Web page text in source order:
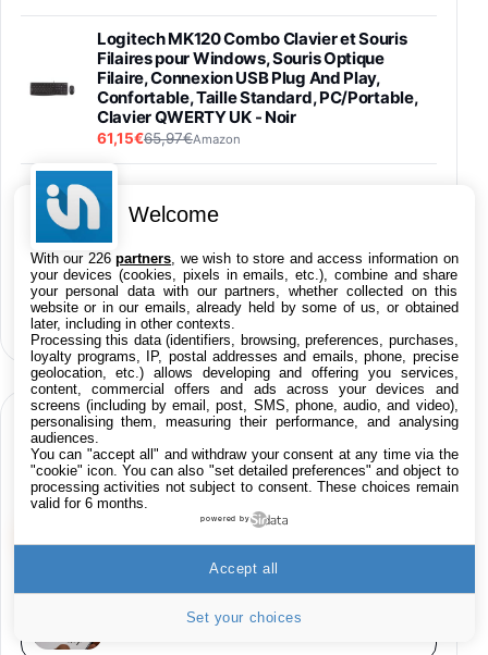
Logitech MK120 Combo Clavier et Souris
Filaires pour Windows, Souris Optique
Filaire, Connexion USB Plug And Play,
Confortable, Taille Standard, PC/Portable,
Clavier QWERTY UK - Noir
61,15€65,97€Amazon
entraénement direct 3 vitesses (33-45-78
trs/min) avec pre-ampli intégré et port USB
348,99€
Smartphone SAMSUNG Galaxy S26 Ultra
Noir 256Go
891,99€1199€Fnac (Vendeur Tiers)
Smartphone SAMSUNG Galaxy S26+ Violet
256Go
749,99€ 1240,43€Fnac (Vendeur Tiers)
Galaxy S26 256 Go Bleu
648,63€ Fnac (Vendeur Tiers)
Samsung Galaxy Miracle Ultra, Smartphone
Smartphone déverrouillé, Noir, Version FR
1019€
Toutes nos promos en Live 24h/24
sur les Apps iPhone, iPad, Mac & Apple TV
sur les films iTunes
sur les produits High-Tech
HIGH-TECH
EN CE MOMENT SUR KULTUREGEEK
piratages avec de fausses identités
Welcome
With our 226partners , we wish to store and access information on
your devices (cookies, pixels in emails, etc.), combine and share
your personal data with our partners, whether collected on this
website or in our emails, already held by some of us, or obtained
later, including in other contexts.
Processing this data (identifiers, browsing, preferences, purchases,
loyalty programs, IP, postal addresses and emails, phone, precise
geolocation, etc.) allows developing and offering you services,
content, commercial offers and ads across your devices and
screens (including by email, post, SMS, phone, audio, and video),
personalising them, measuring their performance, and analysing
audiences.
You can "accept all" and withdraw your consent at any time via the
"cookie" icon. You can also "set detailed preferences" and object to
processing activities not subject to consent. These choices remain
valid for 6 months.
powered by
Set your choices
Accept all